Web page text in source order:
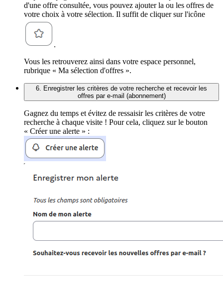
d'une offre consultée, vous pouvez ajouter la ou les offres de
votre choix à votre sélection. Il suffit de cliquer sur l'icône
.
Vous les retrouverez ainsi dans votre espace personnel,
rubrique « Ma sélection d'offres ».
6. Enregistrer les critères de votre recherche et recevoir les
offres par e-mail (abonnement)
Gagnez du temps et évitez de ressaisir les critères de votre
recherche à chaque visite ! Pour cela, cliquez sur le bouton
« Créer une alerte » :